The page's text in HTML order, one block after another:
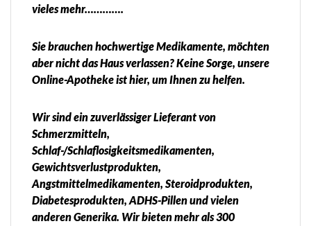
vieles mehr………….
Sie brauchen hochwertige Medikamente, möchten
aber nicht das Haus verlassen? Keine Sorge, unsere
Online-Apotheke ist hier, um Ihnen zu helfen.
Wir sind ein zuverlässiger Lieferant von
Schmerzmitteln,
Schlaf-/Schlaflosigkeitsmedikamenten,
Gewichtsverlustprodukten,
Angstmittelmedikamenten, Steroidprodukten,
Diabetesprodukten, ADHS-Pillen und vielen
anderen Generika. Wir bieten mehr als 300